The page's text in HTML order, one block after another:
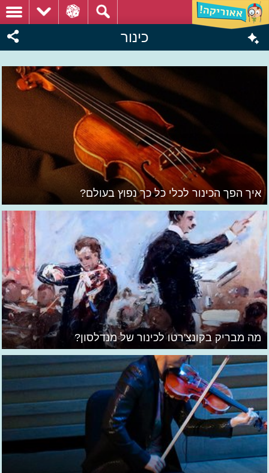
כינור
איך הפך הכינור לכלי כל כך נפוץ בעולם?
מה מבריק בקונצ'רטו לכינור של מנדלסון?